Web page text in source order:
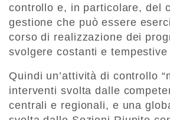
controllo e, in particolare, del
gestione che può essere
corso di realizzazione dei
svolgere costanti e
Quindi un’attività di controllo
interventi svolta dalle
centrali e regionali, e una